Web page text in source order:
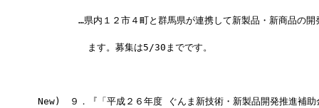
…県内１２市４町と群馬県が連携して新製品・新商品の開
ます。募集は5/30までです。
New)　９．『「平成２６年度 ぐんま新技術・新製品開発推進補助